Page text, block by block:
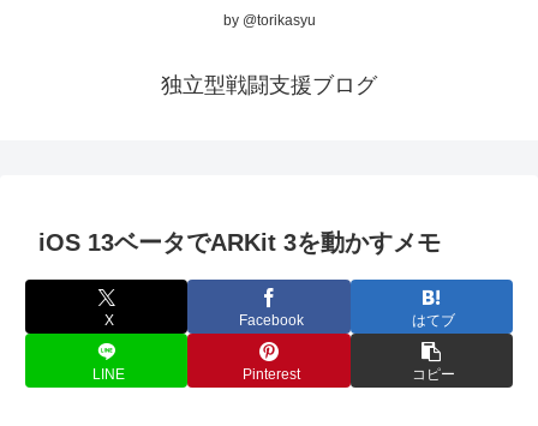
by @torikasyu
独立型戦闘支援ブログ
iOS 13ベータでARKit 3を動かすメモ
X Facebook はてブ
LINE Pinterest コピー